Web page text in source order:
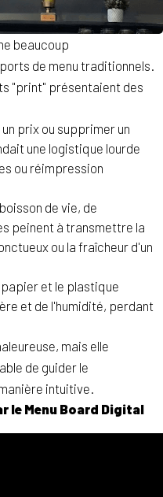
beaucoup
de menu traditionnels.
"print" présentaient des
prix ou supprimer un
une logistique lourde
ou réimpression
de vie, de
peinent à transmettre la
ou la fraîcheur d'un
et le plastique
et de l'humidité, perdant
mais elle
de guider le
intuitive.
le Menu Board Digital